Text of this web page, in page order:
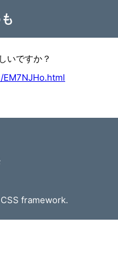
いですか？
CSS framework.